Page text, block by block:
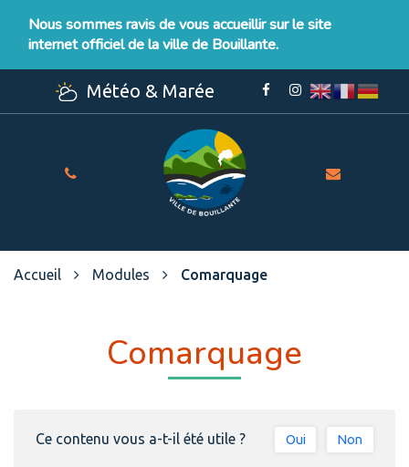
Nous sommes ravis de vous accueillir sur le site
internet officiel de la ville de Bouillante.
Météo & Marée
Lien
Facebook
Lien
Instagram
Site
officiel
de
de
Accueil Modules Comarquage
Comarquage
Ce contenu vous a-t-il été utile ? Oui Non